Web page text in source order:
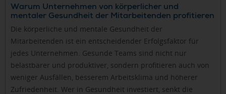
Warum Unternehmen von körperlicher und
mentaler Gesundheit der Mitarbeitenden profitieren
Die körperliche und mentale Gesundheit der
Mitarbeitenden ist ein entscheidender Erfolgsfaktor für
jedes Unternehmen. Gesunde Teams sind nicht nur
belastbarer und produktiver, sondern profitieren auch von
weniger Ausfällen, besserem Arbeitsklima und höherer
Zufriedenheit. Wer in Gesundheit investiert, senkt die